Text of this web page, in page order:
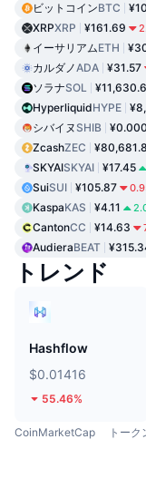
ビットコインBTC
XRPXRP ¥161.69
イーサリアムETH
カルダノADA ¥31.57
ソラナSOL
HyperliquidHYPE
シバイヌ SHIB
ZcashZEC
SKYAISKYAI ¥17.45
SuiSUI ¥105.87
KaspaKAS ¥4.11
CantonCC ¥14.63
AudieraBEAT
トレンド
Hashflow
$0.01416
55.46%
CoinMarketCap トーク